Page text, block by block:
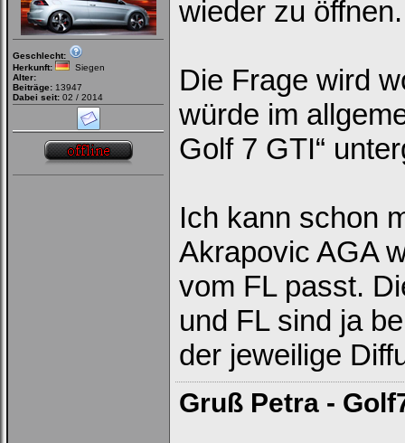
Ich habe mein Passwort
vergessen Registrieren
Geschlecht:
Herkunft:
Siegen
Alter:
Beiträge: 13947
Dabei seit: 02 / 2014
wieder zu öffnen.
Die Frage wird
würde im
Golf 7 GTI“
Ich kann schon
Akrapovic AGA
vom FL passt.
und FL sind ja
der jeweilige
Gruß Petra -